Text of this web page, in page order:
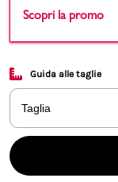
negozi
pcard
Gift card
Scopri la promo
Guida alle taglie
Taglia